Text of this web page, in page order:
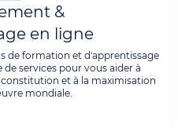
&
en ligne
de formation et d'apprentissage
services pour vous aider à
et à la maximisation
mondiale.